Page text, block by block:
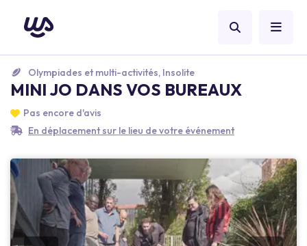
Olympiades et multi-activités, Insolite
MINI JO DANS VOS BUREAUX
Pas encore d'avis
En déplacement sur le lieu de votre événement